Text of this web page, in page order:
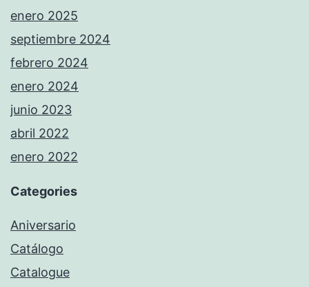
enero 2025
septiembre 2024
febrero 2024
enero 2024
junio 2023
abril 2022
enero 2022
Categories
Aniversario
Catálogo
Catalogue